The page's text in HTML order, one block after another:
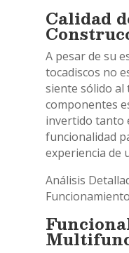
Calidad
A pesar de su
tocadiscos no
siente sólido al
componentes
invertido tanto
funcionalidad
experiencia de
Análisis
Funcionamiento